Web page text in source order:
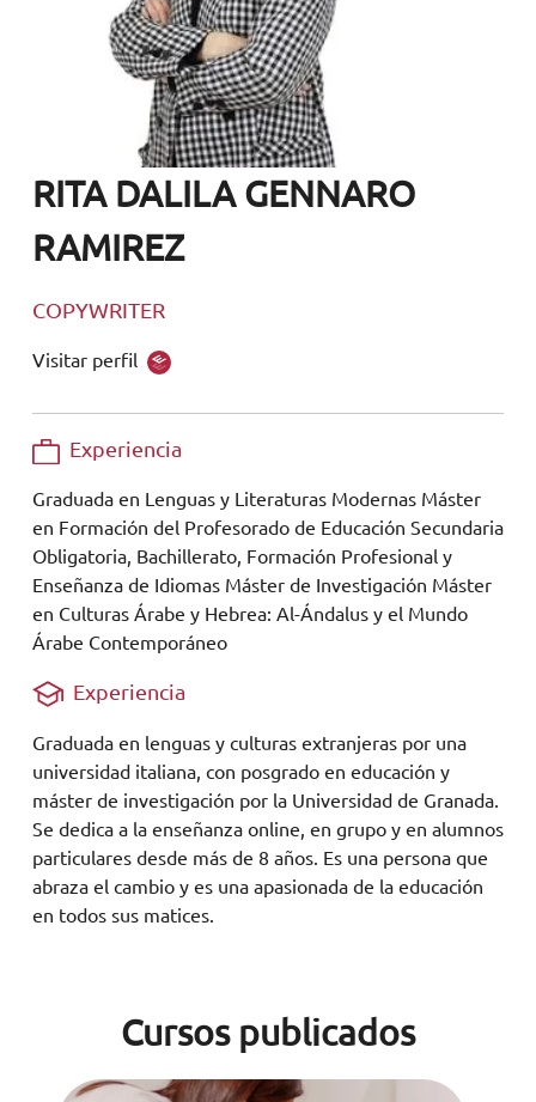
RITA DALILA GENNARO
RAMIREZ
COPYWRITER
Visitar perfil
Experiencia
Graduada en Lenguas y Literaturas Modernas Máster
en Formación del Profesorado de Educación Secundaria
Obligatoria, Bachillerato, Formación Profesional y
Enseñanza de Idiomas Máster de Investigación Máster
en Culturas Árabe y Hebrea: Al-Ándalus y el Mundo
Árabe Contemporáneo
Experiencia
Graduada en lenguas y culturas extranjeras por una
universidad italiana, con posgrado en educación y
máster de investigación por la Universidad de Granada.
Se dedica a la enseñanza online, en grupo y en alumnos
particulares desde más de 8 años. Es una persona que
abraza el cambio y es una apasionada de la educación
en todos sus matices.
Cursos publicados